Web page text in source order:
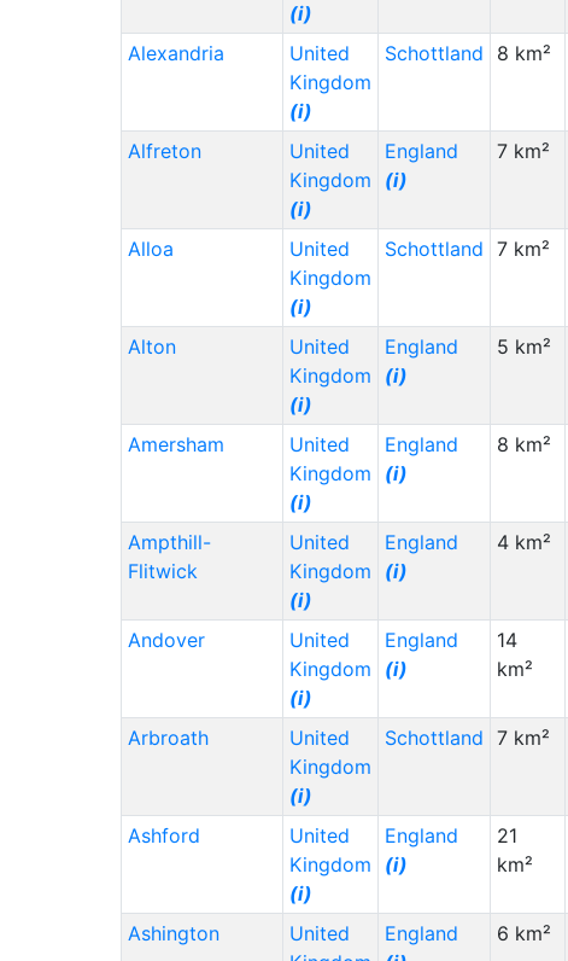
Sudan (SD)
Thailand (TH)
Saudi Arabia (SA)(i)
Portugal (PT)
Ecuador (EC)
New Zealand (NZ)(i)
(⇳)
(i)
Morocco (MA)
(i)
Greece (GR)
Rwanda (RW)(i)
Sierra Leone (SL)(i)
Lithuania (LT)
Eritrea (ER)(i)
(i)
Chile (CL)
(i)
Alexandria
United
Kingdom
(i)
Schottland 8 km²
Alfreton
United
Kingdom
(i)
England
(i)
7 km²
Alloa
United
Kingdom
(i)
Schottland 7 km²
Alton
United
Kingdom
(i)
England
(i)
5 km²
Amersham
United
Kingdom
(i)
England
(i)
8 km²
Ampthill-
Flitwick
United
Kingdom
(i)
England
(i)
4 km²
Andover
United
Kingdom
(i)
England
(i)
14
km²
Arbroath
United
Kingdom
(i)
Schottland 7 km²
Ashford
United
Kingdom
(i)
England
(i)
21
km²
Ashington
United
England
6 km²